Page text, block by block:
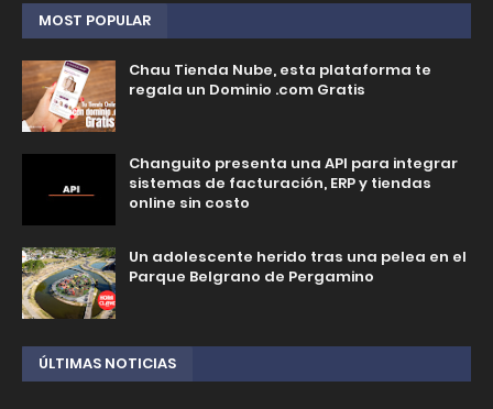
MOST POPULAR
Chau Tienda Nube, esta plataforma te
regala un Dominio .com Gratis
Changuito presenta una API para integrar
sistemas de facturación, ERP y tiendas
online sin costo
Un adolescente herido tras una pelea en el
Parque Belgrano de Pergamino
ÚLTIMAS NOTICIAS